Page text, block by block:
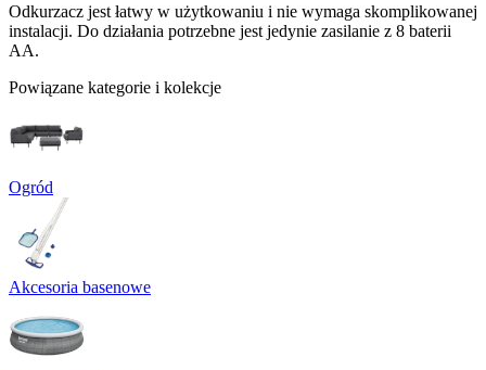
Odkurzacz jest łatwy w użytkowaniu i nie wymaga skomplikowanej
instalacji. Do działania potrzebne jest jedynie zasilanie z 8 baterii
AA.
Powiązane kategorie i kolekcje
Ogród
Akcesoria basenowe